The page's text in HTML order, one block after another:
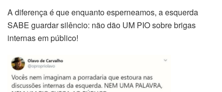
A diferença é que enquanto esperneamos, a esquerda
SABE guardar silêncio: não dão UM PIO sobre brigas
internas em público!